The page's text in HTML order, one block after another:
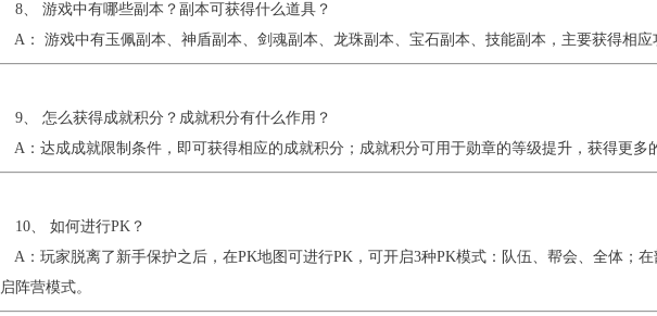
游戏中有哪些副本？副本可获得什么道具？
： 游戏中有玉佩副本、神盾副本、剑魂副本、龙珠副本、宝石副本、技能副本，主要获得相应
怎么获得成就积分？成就积分有什么作用？
：达成成就限制条件，即可获得相应的成就积分；成就积分可用于勋章的等级提升，获得更多
、 如何进行PK？
：玩家脱离了新手保护之后，在PK地图可进行PK，可开启3种PK模式：队伍、帮会、全体；在
阵营模式。